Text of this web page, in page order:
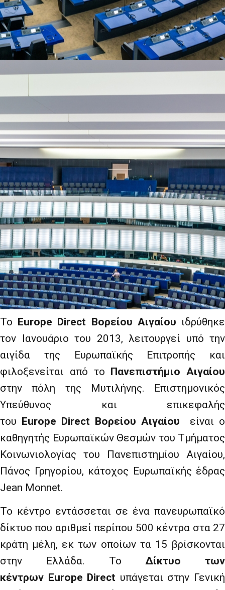
Το Europe Direct Βορείου Αιγαίου ιδρύθηκε
τον Ιανουάριο του 2013, λειτουργεί υπό την
αιγίδα της Ευρωπαϊκής Επιτροπής και
φιλοξενείται από το Πανεπιστήμιο Αιγαίου
στην πόλη της Μυτιλήνης. Επιστημονικός
Υπεύθυνος και επικεφαλής
του Europe Direct Βορείου Αιγαίου είναι ο
καθηγητής Ευρωπαϊκών Θεσμών του Τμήματος
Κοινωνιολογίας του Πανεπιστημίου Αιγαίου,
Πάνος Γρηγορίου, κάτοχος Ευρωπαϊκής έδρας
Jean Monnet.
Το κέντρο εντάσσεται σε ένα πανευρωπαϊκό
δίκτυο που αριθμεί περίπου 500 κέντρα στα 27
κράτη μέλη, εκ των οποίων τα 15 βρίσκονται
στην Ελλάδα. ΤοΔίκτυο των
κέντρων Europe Direct υπάγεται στην Γενική